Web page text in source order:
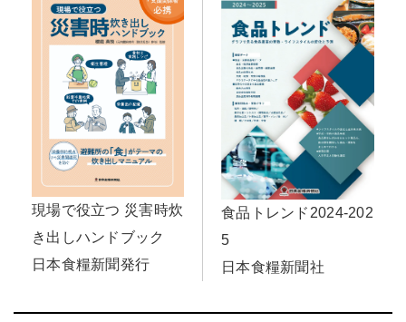
現場で役立つ 災害時炊
き出しハンドブック
日本食糧新聞発行
食品トレンド2024-202
5
日本食糧新聞社